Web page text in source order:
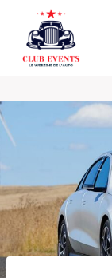
content